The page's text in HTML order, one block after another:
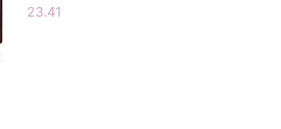
23.41